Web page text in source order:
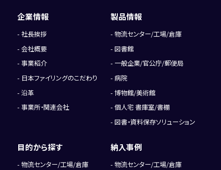
企業情報
社長挨拶
会社概要
事業紹介
日本ファイリングのこだわり
沿革
事業所・関連会社
製品情報
物流センター/工場/倉庫
図書館
一般企業/官公庁/郵便局
病院
博物館/美術館
個人宅 書庫室/書棚
図書・資料保存ソリューション
目的から探す
物流センター/工場/倉庫
納入事例
物流センター/工場/倉庫